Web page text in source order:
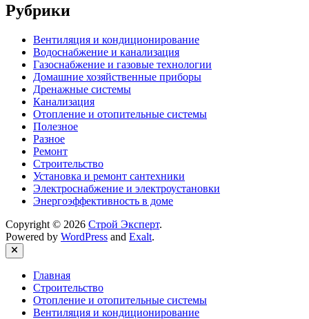
Рубрики
Вентиляция и кондиционирование
Водоснабжение и канализация
Газоснабжение и газовые технологии
Домашние хозяйственные приборы
Дренажные системы
Канализация
Отопление и отопительные системы
Полезное
Разное
Ремонт
Строительство
Установка и ремонт сантехники
Электроснабжение и электроустановки
Энергоэффективность в доме
Copyright © 2026 Строй Эксперт.
Powered by WordPress and Exalt.
Close
Главная
Строительство
Отопление и отопительные системы
Вентиляция и кондиционирование